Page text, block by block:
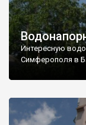
Интересную
Симферополя в